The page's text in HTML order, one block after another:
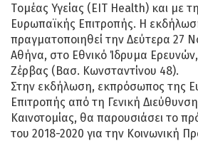
Tομέας Υγείας (EIT Health) και με
Ευρωπαϊκής Επιτροπής. Η
πραγματοποιηθεί την Δεύτερα 27
Αθήνα, στο Εθνικό Ίδρυμα
Ζέρβας (Βασ. Κωνσταντίνου 48).
Στην εκδήλωση, εκπρόσωπος της
Επιτροπής από τη Γενική
Καινοτομίας, θα παρουσιάσει το
του 2018-2020 για την Κοινωνική